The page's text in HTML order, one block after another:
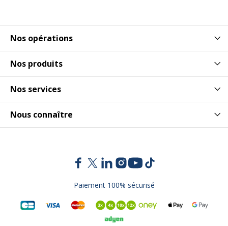
Nos opérations
Nos produits
Nos services
Nous connaître
Paiement 100% sécurisé